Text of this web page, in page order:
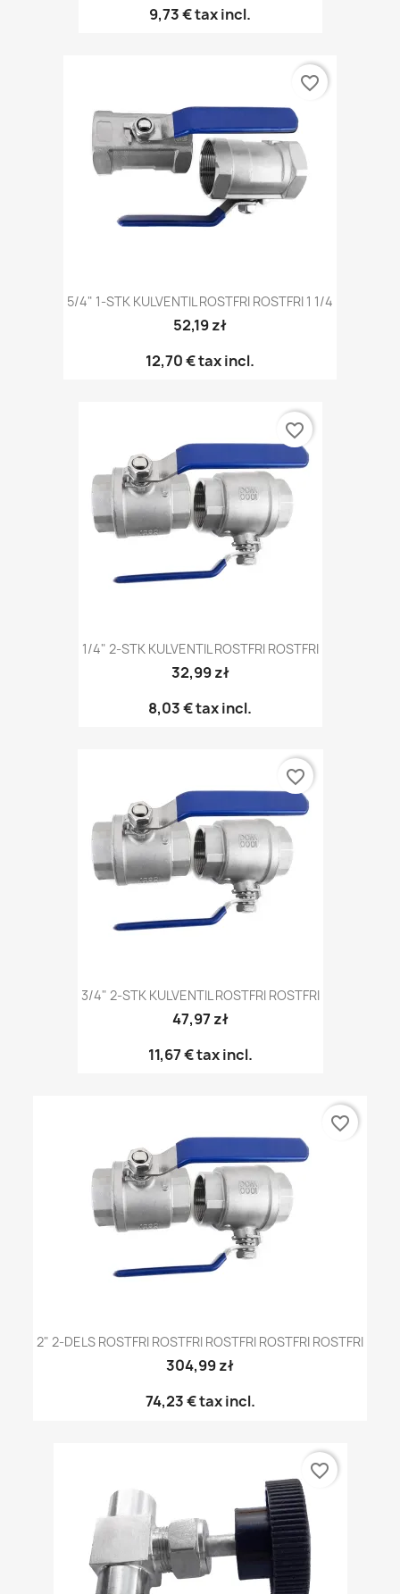
9,73 €tax incl.
5/4" 1-STK KULVENTIL ROSTFRI ROSTFRI 1 1/4
52,19 zł
12,70 €tax incl.
favorite_border
1/4" 2-STK KULVENTIL ROSTFRI ROSTFRI
32,99 zł
8,03 €tax incl.
favorite_border
3/4" 2-STK KULVENTIL ROSTFRI ROSTFRI
47,97 zł
11,67 €tax incl.
favorite_border
2" 2-DELS ROSTFRI ROSTFRI ROSTFRI ROSTFRI ROSTFRI
304,99 zł
74,23 €tax incl.
favorite_border
favorite_border